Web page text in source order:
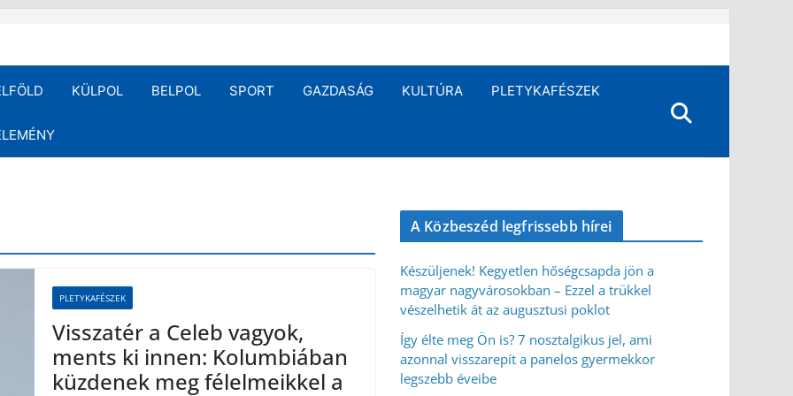
KÜLPOL BELPOL SPORT GAZDASÁG KULTÚRA PLETYKAFÉSZEK
PLETYKAFÉSZEK
Visszatér a Celeb vagyok,
ments ki innen: Kolumbiában
küzdenek meg félelmeikkel a
A Közbeszéd legfrissebb hírei
Készüljenek! Kegyetlen hőségcsapda jön a
magyar nagyvárosokban – Ezzel a trükkel
vészelhetik át az augusztusi poklot
Így élte meg Ön is? 7 nosztalgikus jel, ami
azonnal visszarepít a panelos gyermekkor
legszebb éveibe